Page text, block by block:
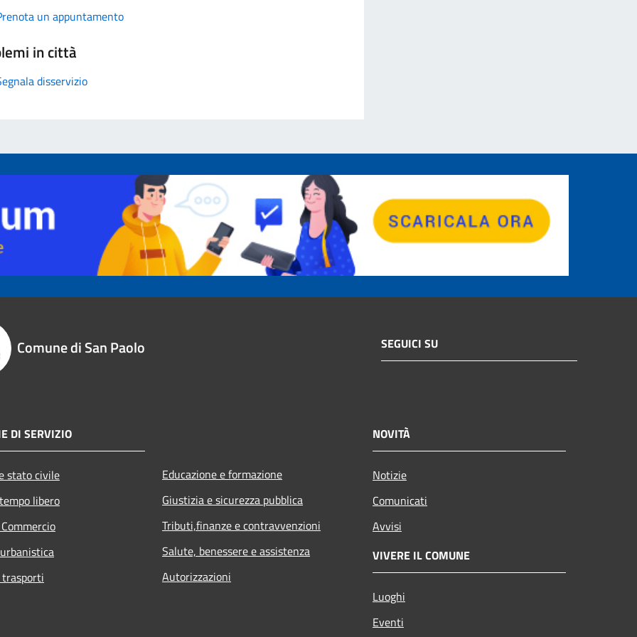
un appuntamento
in città
disservizio
Comune di San Paolo SEGUICI SU
DI SERVIZIO
stato civile
libero
Educazione e formazione
Giustizia e sicurezza pubblica
Tributi,finanze e contravvenzioni
Salute, benessere e assistenza
Autorizzazioni
NOVITÀ
Notizie
Comunicati
Avvisi
VIVERE IL COMUNE
Luoghi
Eventi